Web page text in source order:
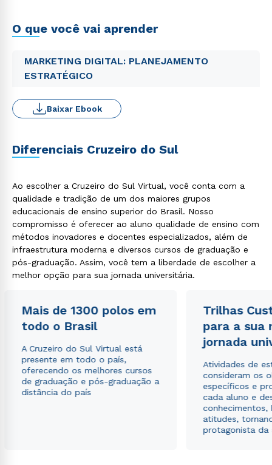
O que você vai aprender
MARKETING DIGITAL: PLANEJAMENTO
ESTRATÉGICO
Baixar Ebook
Diferenciais Cruzeiro do Sul
Ao escolher a Cruzeiro do Sul Virtual, você conta com a
qualidade e tradição de um dos maiores grupos
educacionais de ensino superior do Brasil. Nosso
compromisso é oferecer ao aluno qualidade de ensino com
métodos inovadores e docentes especializados, além de
infraestrutura moderna e diversos cursos de graduação e
pós-graduação. Assim, você tem a liberdade de escolher a
melhor opção para sua jornada universitária.
Mais de 1300 polos em
todo o Brasil
A Cruzeiro do Sul Virtual está
presente em todo o país,
oferecendo os melhores cursos
de graduação e pós-graduação a
distância do país
Trilhas
para a sua
jornada
Atividades de
consideram os
específicos e
cada aluno e
conhecimentos,
atitudes,
protagonista da